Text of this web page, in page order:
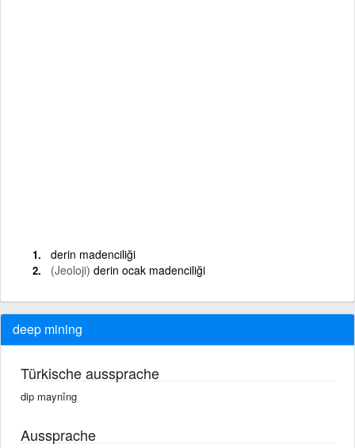
derin madenciliği
(Jeoloji) derin ocak madenciliği
deep mining
Türkische aussprache
dip maynîng
Aussprache